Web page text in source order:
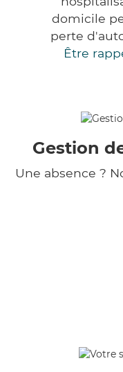
domicile
perte
Être
Gestion
Une absence ?